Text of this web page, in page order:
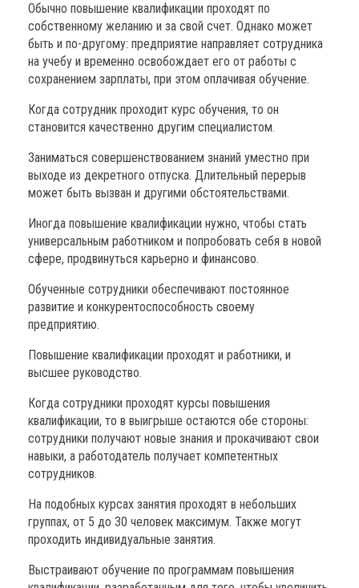
Обычно повышение квалификации проходят по
собственному желанию и за свой счет. Однако может
быть и по-другому: предприятие направляет сотрудника
на учебу и временно освобождает его от работы с
сохранением зарплаты, при этом оплачивая обучение.
Когда сотрудник проходит курс обучения, то он
становится качественно другим специалистом.
Заниматься совершенствованием знаний уместно при
выходе из декретного отпуска. Длительный перерыв
может быть вызван и другими обстоятельствами.
Иногда повышение квалификации нужно, чтобы стать
универсальным работником и попробовать себя в новой
сфере, продвинуться карьерно и финансово.
Обученные сотрудники обеспечивают постоянное
развитие и конкурентоспособность своему
предприятию.
Повышение квалификации проходят и работники, и
высшее руководство.
Когда сотрудники проходят курсы повышения
квалификации, то в выигрыше остаются обе стороны:
сотрудники получают новые знания и прокачивают свои
навыки, а работодатель получает компетентных
сотрудников.
На подобных курсах занятия проходят в небольших
группах, от 5 до 30 человек максимум. Также могут
проходить индивидуальные занятия.
Выстраивают обучение по программам повышения